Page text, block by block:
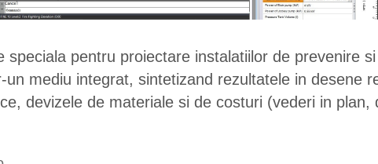
speciala pentru proiectare instalatiilor de prevenire
un mediu integrat, sintetizand rezultatele in desene
devizele de materiale si de costuri (vederi in plan,